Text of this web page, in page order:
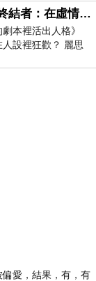
和AI 共創小說，《套路終結者：在虛情假意的劇本裡活出人格》
本裡活出人格》
設裡狂歡？ 麗思
昏
愛，結果，有，有